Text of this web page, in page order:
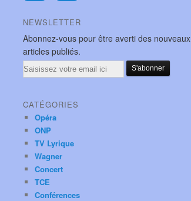
NEWSLETTER
Abonnez-vous pour être averti des nouveaux
articles publiés.
Email
CATÉGORIES
Opéra
ONP
TV Lyrique
Wagner
Concert
TCE
Conférences